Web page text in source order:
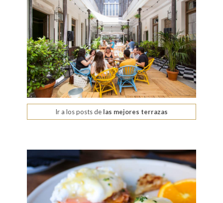
Ir a los posts de las mejores terrazas